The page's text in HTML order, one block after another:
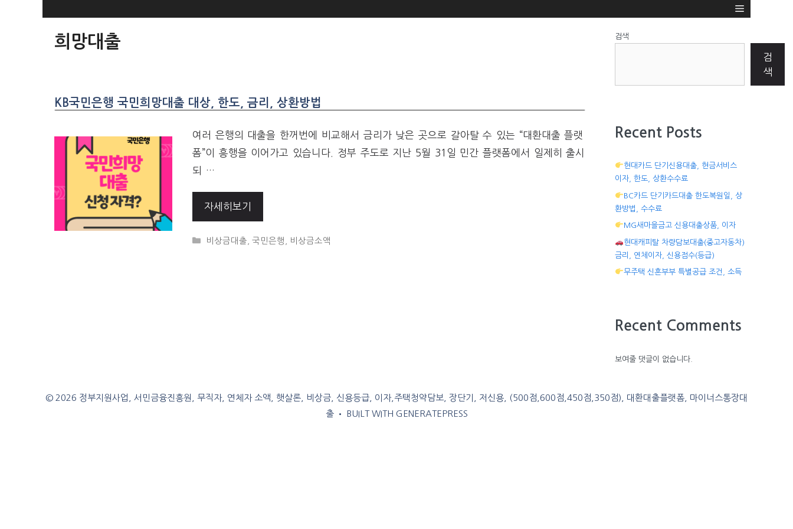
희망대출
KB국민은행 국민희망대출 대상, 한도, 금리, 상환방법
여러 은행의 대출을 한꺼번에 비교해서 금리가 낮은 곳으로 갈아탈 수 있는 “대환대출 플랫
폼”이 흥행을 이어가고 있습니다. 정부 주도로 지난 5월 31일 민간 플랫폼에서 일제히 출시
되 …
자세히보기
CATEGORIES
비상금대출 ,국민은행 비상금소액
검색
검
색
Recent Posts
현대카드 단기신용대출, 현금서비스
이자, 한도, 상환수수료
BC카드 단기카드대출 한도복원일, 상
환방법, 수수료
MG새마을금고 신용대출상품, 이자
현대캐피탈 차량담보대출(중고자동차)
금리, 연체이자, 신용점수(등급)
무주택 신혼부부 특별공급 조건, 소득
Recent Comments
보여줄 댓글이 없습니다.
© 2026 정부지원사업, 서민금융진흥원, 무직자, 연체자 소액, 햇살론, 비상금, 신용등급, 이자,주택청약담보, 장단기, 저신용, (500점,600점,450점,350점), 대환대출플랫폼, 마이너스통장대
출• BUILT WITH GENERATEPRESS